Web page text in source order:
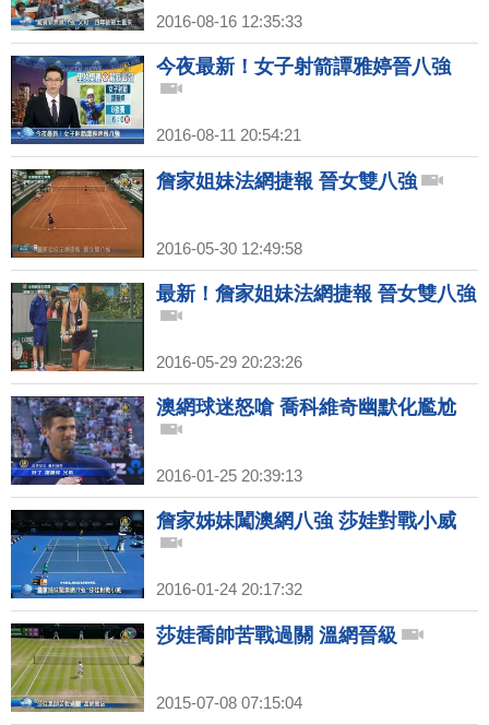
2016-08-16 12:35:33
今夜最新！女子射箭譚雅婷晉八強
2016-08-11 20:54:21
詹家姐妹法網捷報 晉女雙八強
2016-05-30 12:49:58
最新！詹家姐妹法網捷報 晉女雙八強
2016-05-29 20:23:26
澳網球迷怒嗆 喬科維奇幽默化尷尬
2016-01-25 20:39:13
詹家姊妹闖澳網八強 莎娃對戰小威
2016-01-24 20:17:32
莎娃喬帥苦戰過關 溫網晉級
2015-07-08 07:15:04